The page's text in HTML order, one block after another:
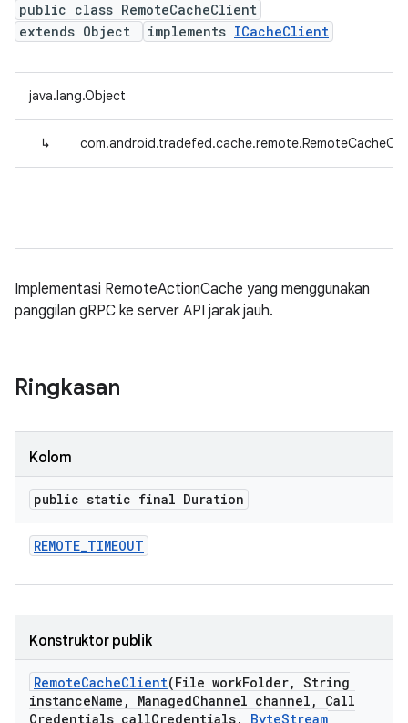
public class RemoteCacheClient
extends Object
implements ICacheClient
java.lang.Object
↳
Implementasi RemoteActionCache yang menggunakan
panggilan gRPC ke server API jarak jauh.
Ringkasan
Kolom
public static final Duration
REMOTE_TIMEOUT
Konstruktor publik
RemoteCacheClient(File workFolder, String
instanceName , ManagedChannel channel ,
Call
Credentials callCredentials, ByteStream